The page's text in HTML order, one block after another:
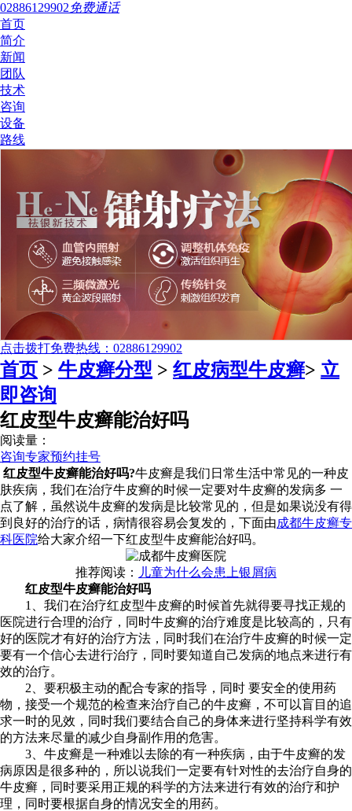
02886129902免费通话
首页
简介
新闻
团队
技术
咨询
设备
路线
点击拨打免费热线：02886129902
首页 > 牛皮癣分型 > 红皮病型牛皮癣> 立
即咨询
红皮型牛皮癣能治好吗
阅读量：
咨询专家预约挂号
红皮型牛皮癣能治好吗?牛皮癣是我们日常生活中常见的一种皮
肤疾病，我们在治疗牛皮癣的时候一定要对牛皮癣的发病多 一
点了解，虽然说牛皮癣的发病是比较常见的，但是如果说没有得
到良好的治疗的话，病情很容易会复发的，下面由成都牛皮癣专
科医院给大家介绍一下红皮型牛皮癣能治好吗。
推荐阅读：
儿童为什么会患上银屑病
红皮型牛皮癣能治好吗
1、我们在治疗红皮型牛皮癣的时候首先就得要寻找正规的
医院进行合理的治疗，同时牛皮癣的治疗难度是比较高的，只有
好的医院才有好的治疗方法，同时我们在治疗牛皮癣的时候一定
要有一个信心去进行治疗，同时要知道自己发病的地点来进行有
效的治疗。
2、要积极主动的配合专家的指导，同时 要安全的使用药
物，接受一个规范的检查来治疗自己的牛皮癣，不可以盲目的追
求一时的见效，同时我们要结合自己的身体来进行坚持科学有效
的方法来尽量的减少自身副作用的危害。
3、牛皮癣是一种难以去除的有一种疾病，由于牛皮癣的发
病原因是很多种的，所以说我们一定要有针对性的去治疗自身的
牛皮癣，同时要采用正规的科学的方法来进行有效的治疗和护
理，同时要根据自身的情况安全的用药。